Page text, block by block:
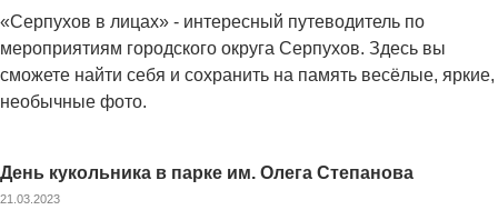
«Серпухов в лицах» - интересный путеводитель по
мероприятиям городского округа Серпухов. Здесь вы
сможете найти себя и сохранить на память весёлые, яркие,
необычные фото.
День кукольника в парке им. Олега Степанова
21.03.2023